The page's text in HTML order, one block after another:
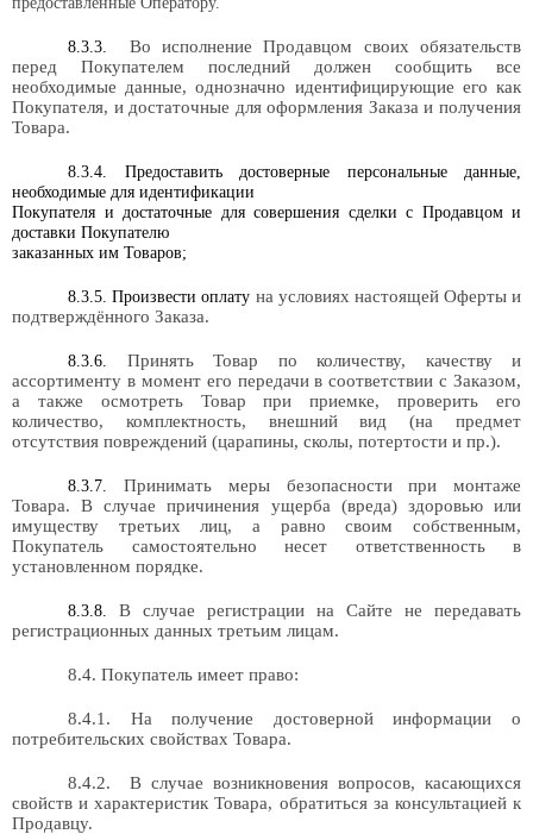
8.3.3.
Во исполнение Продавцом своих обязательств
перед Покупателем последний должен сообщить все
необходимые данные, однозначно идентифицирующие его как
Покупателя, и достаточные для оформления Заказа и получения
Товара.
8.3.4. Предоставить достоверные персональные данные,
необходимые для идентификации
Покупателя и достаточные для совершения сделки с Продавцом и
доставки Покупателю
заказанных им Товаров;
8.3.5. Произвести оплату на условиях настоящей Оферты и
подтверждённого Заказа.
8.3.6. Принять Товар по количеству, качеству и
ассортименту в момент его передачи в соответствии с Заказом,
а также осмотреть Товар при приемке, проверить его
количество, комплектность, внешний вид (на предмет
отсутствия повреждений (царапины, сколы, потертости и пр.).
8.3.7.Принимать меры безопасности при монтаже
Товара. В случае причинения ущерба (вреда) здоровью или
имуществу третьих лиц, а равно своим собственным,
Покупатель самостоятельно несет ответственность в
установленном порядке.
8.3.8.В случае регистрации на Сайте не передавать
регистрационных данных третьим лицам.
8.4. Покупатель имеет право:
8.4.1. На получение достоверной информации о
потребительских свойствах Товара.
8.4.2.
В случае возникновения вопросов, касающихся
свойств и характеристик Товара, обратиться за консультацией к
Продавцу.